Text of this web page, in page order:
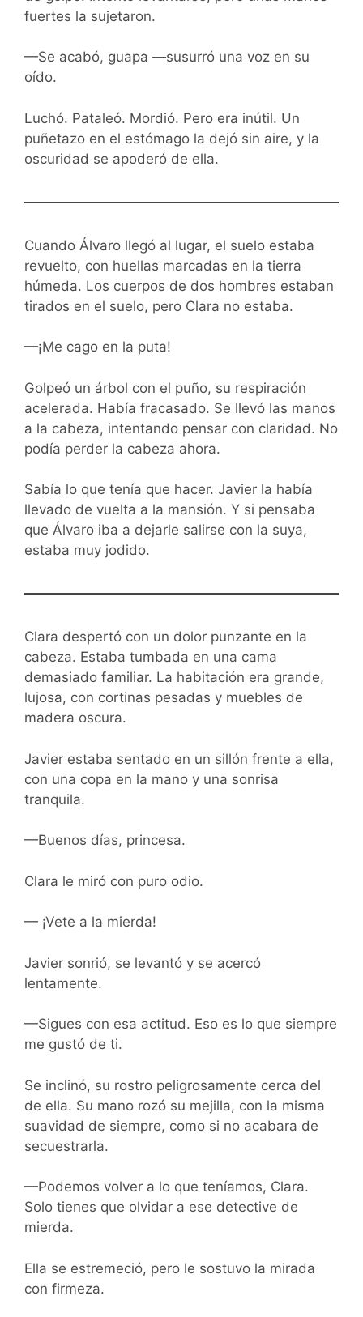
fuertes la sujetaron.
—Se acabó, guapa —susurró una voz en su
oído.
Luchó. Pataleó. Mordió. Pero era inútil. Un
puñetazo en el estómago la dejó sin aire, y la
oscuridad se apoderó de ella.
Cuando Álvaro llegó al lugar, el suelo estaba
revuelto, con huellas marcadas en la tierra
húmeda. Los cuerpos de dos hombres estaban
tirados en el suelo, pero Clara no estaba.
—¡Me cago en la puta!
Golpeó un árbol con el puño, su respiración
acelerada. Había fracasado. Se llevó las manos
a la cabeza, intentando pensar con claridad. No
podía perder la cabeza ahora.
Sabía lo que tenía que hacer. Javier la había
llevado de vuelta a la mansión. Y si pensaba
que Álvaro iba a dejarle salirse con la suya,
estaba muy jodido.
Clara despertó con un dolor punzante en la
cabeza. Estaba tumbada en una cama
demasiado familiar. La habitación era grande,
lujosa, con cortinas pesadas y muebles de
madera oscura.
Javier estaba sentado en un sillón frente a ella,
con una copa en la mano y una sonrisa
tranquila.
—Buenos días, princesa.
Clara le miró con puro odio.
— ¡Vete a la mierda!
Javier sonrió, se levantó y se acercó
lentamente.
—Sigues con esa actitud. Eso es lo que siempre
me gustó de ti.
Se inclinó, su rostro peligrosamente cerca del
de ella. Su mano rozó su mejilla, con la misma
suavidad de siempre, como si no acabara de
secuestrarla.
—Podemos volver a lo que teníamos, Clara.
Solo tienes que olvidar a ese detective de
mierda.
Ella se estremeció, pero le sostuvo la mirada
con firmeza.